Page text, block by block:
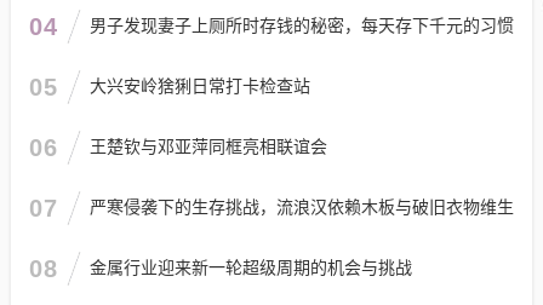
04 男子发现妻子上厕所时存钱的秘密，每天存下千元的习惯
05 大兴安岭猞猁日常打卡检查站
06 王楚钦与邓亚萍同框亮相联谊会
07 严寒侵袭下的生存挑战，流浪汉依赖木板与破旧衣物维生
08 金属行业迎来新一轮超级周期的机会与挑战